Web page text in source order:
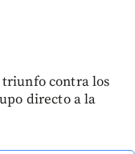
triunfo contra los
directo a la